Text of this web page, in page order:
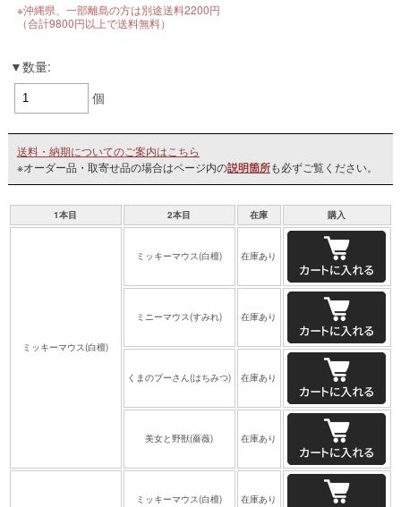
※沖縄県、一部離島の方は別途送料2200円
（合計9800円以上で送料無料）
数量:
個
送料・納期についてのご案内はこちら
※オーダー品・取寄せ品の場合はページ内の説明箇所も必ずご覧ください。
1本目 2本目 在庫 購入
ミッキーマウス(白檀)
ミッキーマウス(白檀) 在庫あり
ミニーマウス(すみれ) 在庫あり
くまのプーさん(はちみつ) 在庫あり
美女と野獣(薔薇) 在庫あり
ミッキーマウス(白檀) 在庫あり